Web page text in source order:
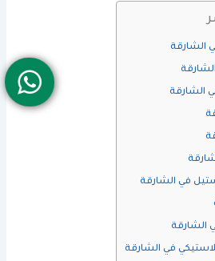
الشارقة
الشارقة
في الشارقة
الشارقة
في الشارقة